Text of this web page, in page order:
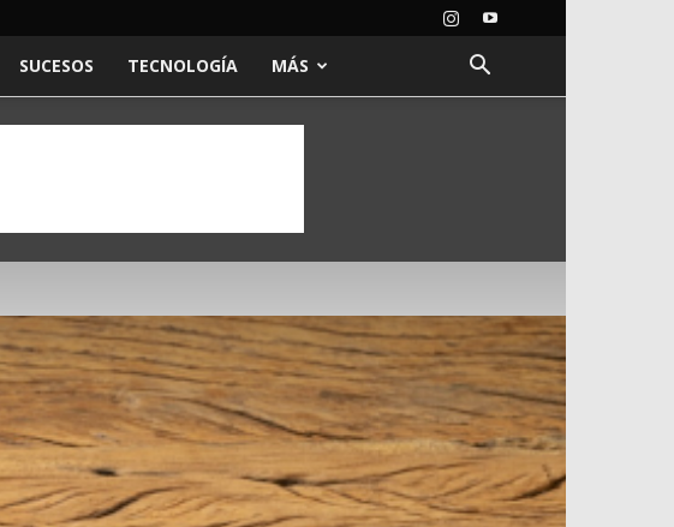
SUCESOS TECNOLOGÍA MÁS